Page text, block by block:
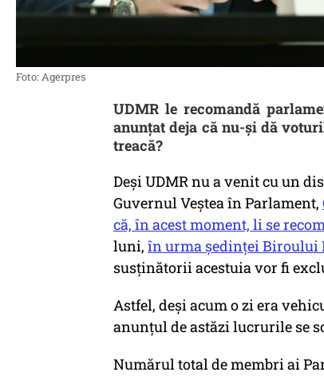
Foto: Agerpres
UDMR le recomandă
anunțat deja că nu-și dă
treacă?
Deși UDMR nu a venit cu un
Guvernul Veștea în Parlament,
că, în acest moment, li se
luni, în urma ședinței Biroului
susținătorii acestuia vor fi
Astfel, deși acum o zi era
anunțul de astăzi lucrurile se
Numărul total de membri ai